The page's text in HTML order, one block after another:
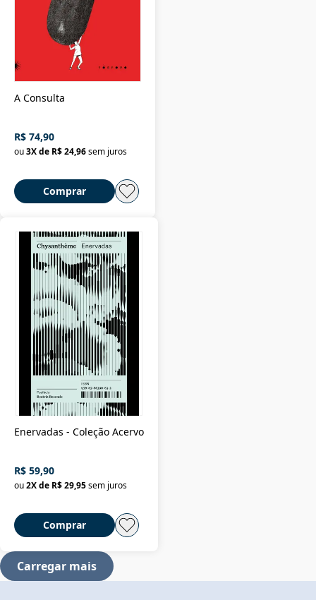
A Consulta
R$ 74,90
ou3X de R$ 24,96sem juros
Comprar
Enervadas - Coleção Acervo
R$ 59,90
ou2X de R$ 29,95sem juros
Comprar